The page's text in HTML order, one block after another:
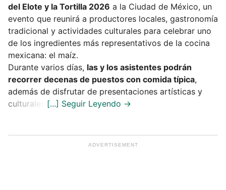
del Elote y la Tortilla 2026 a la Ciudad de México, un
evento que reunirá a productores locales, gastronomía
tradicional y actividades culturales para celebrar uno
de los ingredientes más representativos de la cocina
mexicana: el maíz.
Durante varios días, las y los asistentes podrán
recorrer decenas de puestos con comida típica,
además de disfrutar de presentaciones artísticas y
culturales.